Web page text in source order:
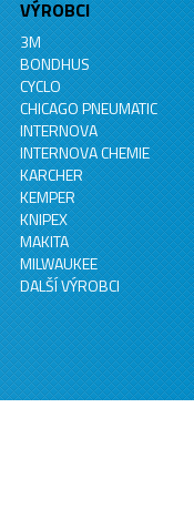
VÝROBCI
3M
BONDHUS
CYCLO
CHICAGO PNEUMATIC
INTERNOVA
INTERNOVA CHEMIE
KARCHER
KEMPER
KNIPEX
MAKITA
MILWAUKEE
DALŠÍ VÝROBCI